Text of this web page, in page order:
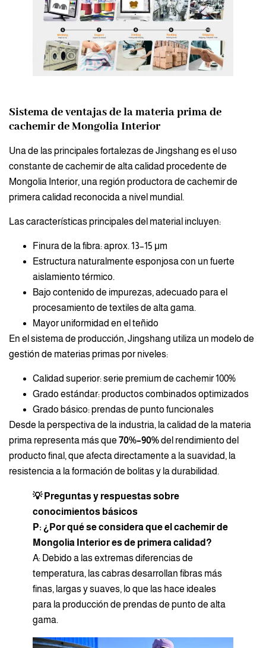
Sistema de ventajas de la materia prima de
cachemir de Mongolia Interior
Una de las principales fortalezas de Jingshang es el uso
constante de cachemir de alta calidad procedente de
Mongolia Interior, una región productora de cachemir de
primera calidad reconocida a nivel mundial.
Las características principales del material incluyen:
Finura de la fibra: aprox. 13–15 μm
Estructura naturalmente esponjosa con un fuerte
aislamiento térmico.
Bajo contenido de impurezas, adecuado para el
procesamiento de textiles de alta gama.
Mayor uniformidad en el teñido
En el sistema de producción, Jingshang utiliza un modelo de
gestión de materias primas por niveles:
Calidad superior: serie premium de cachemir 100%
Grado estándar: productos combinados optimizados
Grado básico: prendas de punto funcionales
Desde la perspectiva de la industria, la calidad de la materia
prima representa más que 70%–90%del rendimiento del
producto final, que afecta directamente a la suavidad, la
resistencia a la formación de bolitas y la durabilidad.
💡 Preguntas y respuestas sobre
conocimientos básicos
P: ¿Por qué se considera que el cachemir de
Mongolia Interior es de primera calidad?
A: Debido a las extremas diferencias de
temperatura, las cabras desarrollan fibras más
finas, largas y suaves, lo que las hace ideales
para la producción de prendas de punto de alta
gama.